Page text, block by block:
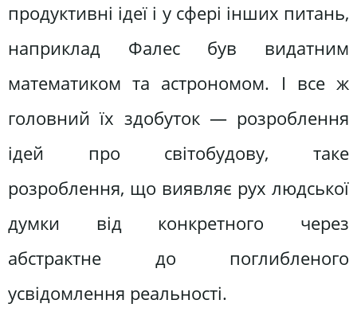
продуктивні ідеї і у сфері інших питань,
наприклад Фалес був видатним
математиком та астрономом. І все ж
головний їх здобуток — розроблення
ідей про світобудову, таке
розроблення, що виявляє рух людської
думки від конкретного через
абстрактне до поглибленого
усвідомлення реальності.